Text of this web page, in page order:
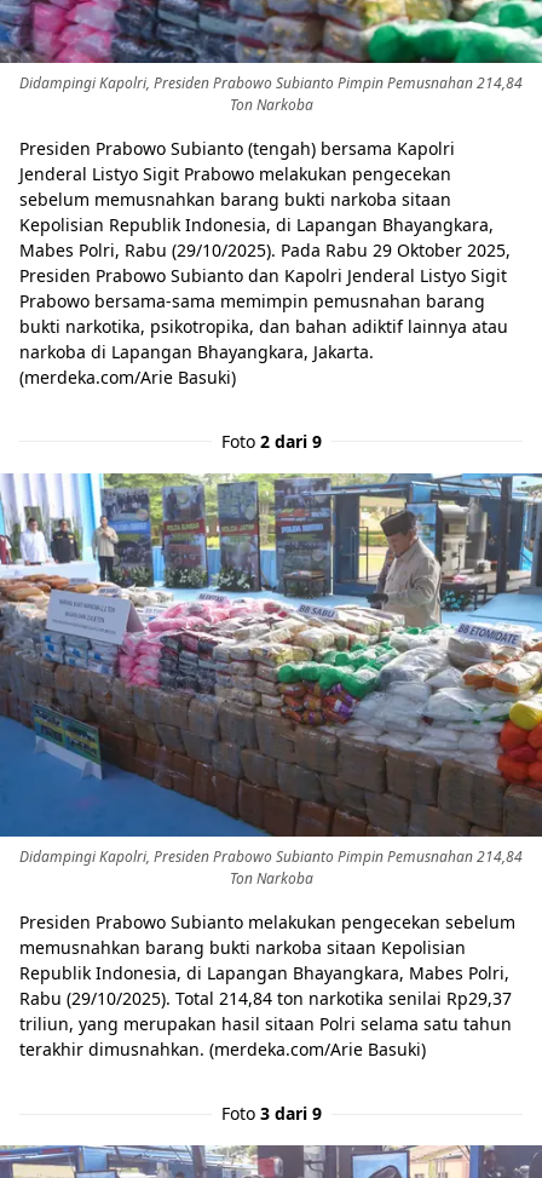
Didampingi Kapolri, Presiden Prabowo Subianto Pimpin Pemusnahan 214,84
Ton Narkoba
Presiden Prabowo Subianto (tengah) bersama Kapolri
Jenderal Listyo Sigit Prabowo melakukan pengecekan
sebelum memusnahkan barang bukti narkoba sitaan
Kepolisian Republik Indonesia, di Lapangan Bhayangkara,
Mabes Polri, Rabu (29/10/2025). Pada Rabu 29 Oktober 2025,
Presiden Prabowo Subianto dan Kapolri Jenderal Listyo Sigit
Prabowo bersama-sama memimpin pemusnahan barang
bukti narkotika, psikotropika, dan bahan adiktif lainnya atau
narkoba di Lapangan Bhayangkara, Jakarta.
(merdeka.com/Arie Basuki)
Foto 2 dari 9
Didampingi Kapolri, Presiden Prabowo Subianto Pimpin Pemusnahan 214,84
Ton Narkoba
Presiden Prabowo Subianto melakukan pengecekan sebelum
memusnahkan barang bukti narkoba sitaan Kepolisian
Republik Indonesia, di Lapangan Bhayangkara, Mabes Polri,
Rabu (29/10/2025). Total 214,84 ton narkotika senilai Rp29,37
triliun, yang merupakan hasil sitaan Polri selama satu tahun
terakhir dimusnahkan. (merdeka.com/Arie Basuki)
Foto 3 dari 9